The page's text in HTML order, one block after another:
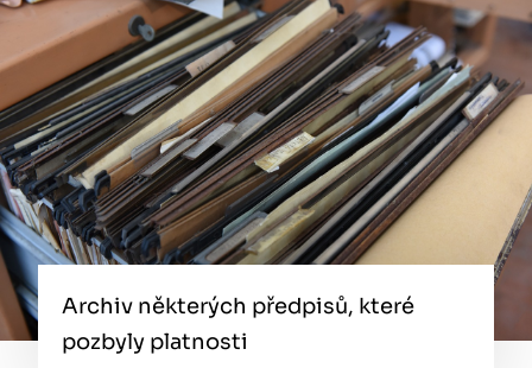
Archiv některých předpisů, které
pozbyly platnosti